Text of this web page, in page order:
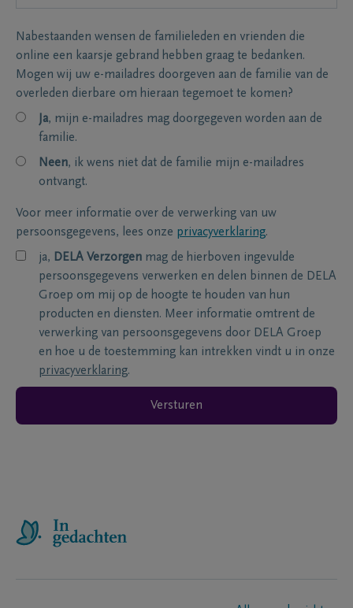
Nabestaanden wensen de familieleden en vrienden die
online een kaarsje gebrand hebben graag te bedanken.
Mogen wij uw e-mailadres doorgeven aan de familie van de
overleden dierbare om hieraan tegemoet te komen?
Ja, mijn e-mailadres mag doorgegeven worden aan de
familie.
Neen, ik wens niet dat de familie mijn e-mailadres
ontvangt.
Voor meer informatie over de verwerking van uw
persoonsgegevens, lees onze privacyverklaring.
ja, DELA Verzorgen mag de hierboven ingevulde
persoonsgegevens verwerken en delen binnen de DELA
Groep om mij op de hoogte te houden van hun
producten en diensten. Meer informatie omtrent de
verwerking van persoonsgegevens door DELA Groep
en hoe u de toestemming kan intrekken vindt u in onze
privacyverklaring.
Versturen